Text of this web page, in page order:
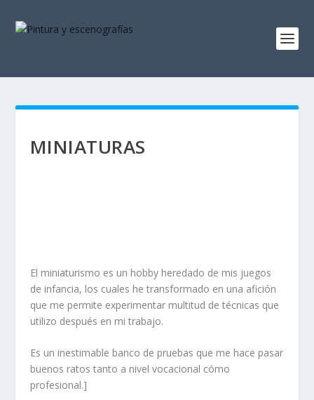
MINIATURAS
El miniaturismo es un hobby heredado de mis juegos
de infancia, los cuales he transformado en una afición
que me permite experimentar multitud de técnicas que
utilizo después en mi trabajo.
Es un inestimable banco de pruebas que me hace pasar
buenos ratos tanto a nivel vocacional cómo
profesional.]